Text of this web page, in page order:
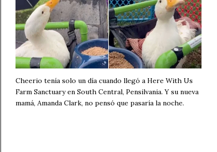
Cheerio tenía solo un día cuando llegó a Here With Us
Farm Sanctuary en South Central, Pensilvania. Y su nueva
mamá, Amanda Clark, no pensó que pasaría la noche.